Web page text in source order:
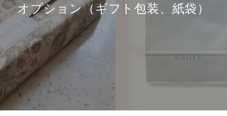
オプション（ギフト包装、紙袋）